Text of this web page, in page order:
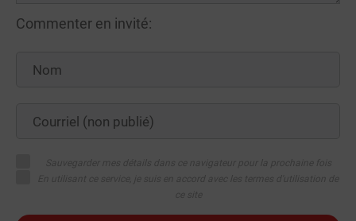
Commenter en invité: